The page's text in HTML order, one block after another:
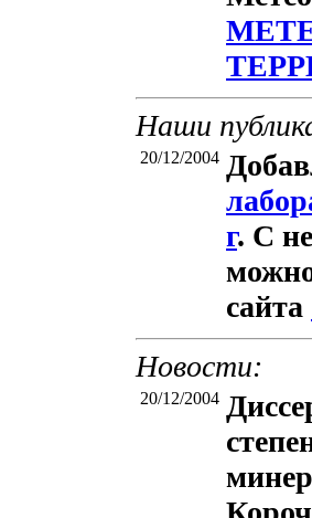
Наши
20/12/2004
г. С
сайта
Новости:
20/12/2004